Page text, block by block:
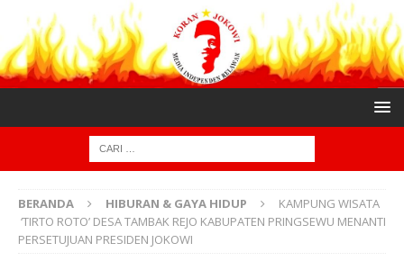
BERANDA HIBURAN & GAYA HIDUP
KAMPUNG WISATA
‘TIRTO ROTO’ DESA TAMBAK REJO KABUPATEN PRINGSEWU MENANTI
PERSETUJUAN PRESIDEN JOKOWI